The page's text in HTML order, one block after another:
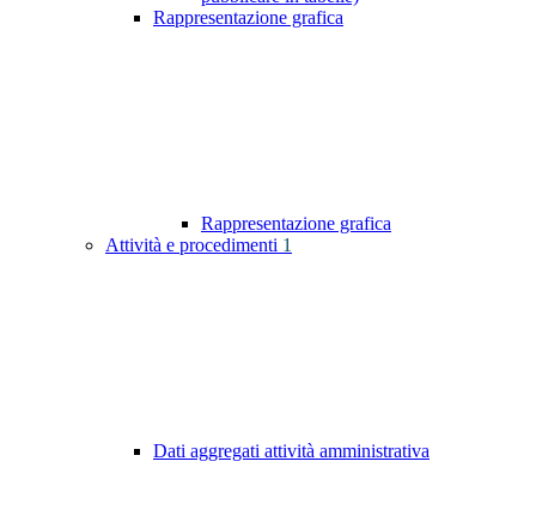
Rappresentazione grafica
Rappresentazione grafica
Attività e procedimenti 1
Dati aggregati attività amministrativa